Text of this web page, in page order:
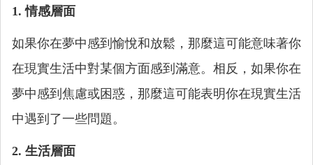
1. 情感層面
如果你在夢中感到愉悅和放鬆，那麼這可能意味著你
在現實生活中對某個方面感到滿意。相反，如果你在
夢中感到焦慮或困惑，那麼這可能表明你在現實生活
中遇到了一些問題。
2. 生活層面